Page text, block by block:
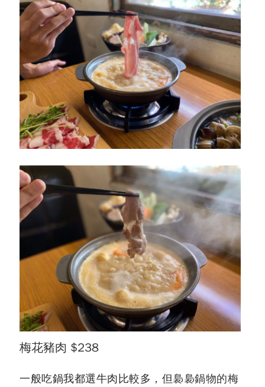
梅花豬肉 $238
一般吃鍋我都選牛肉比較多，但裊裊鍋物的梅